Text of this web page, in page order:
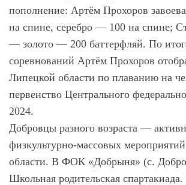
пополнение: Артём Прохоров
на спине, серебро — 100 на спине;
— золото — 200 баттерфляй. По
соревнований Артём Прохоров
Липецкой области по плаванию на
первенство Центрального
2024.
Добровцы разного возраста —
физкультурно-массовых
области. В ФОК «Добрыня» (с.
Школьная родительская